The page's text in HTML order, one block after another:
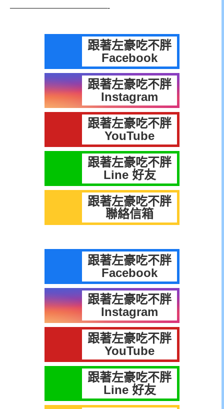
—————————————-
跟著左豪吃不胖
Facebook
跟著左豪吃不胖
Instagram
跟著左豪吃不胖
YouTube
跟著左豪吃不胖
Line 好友
跟著左豪吃不胖
聯絡信箱
跟著左豪吃不胖
Facebook
跟著左豪吃不胖
Instagram
跟著左豪吃不胖
YouTube
跟著左豪吃不胖
Line 好友